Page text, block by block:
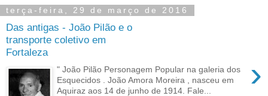
terça-feira, 29 de março de 2016
Das antigas - João Pilão e o
transporte coletivo em
Fortaleza
›
" João Pilão Personagem Popular na galeria dos
Esquecidos . João Amora Moreira , nasceu em
Aquiraz aos 14 de junho de 1914. Fale...